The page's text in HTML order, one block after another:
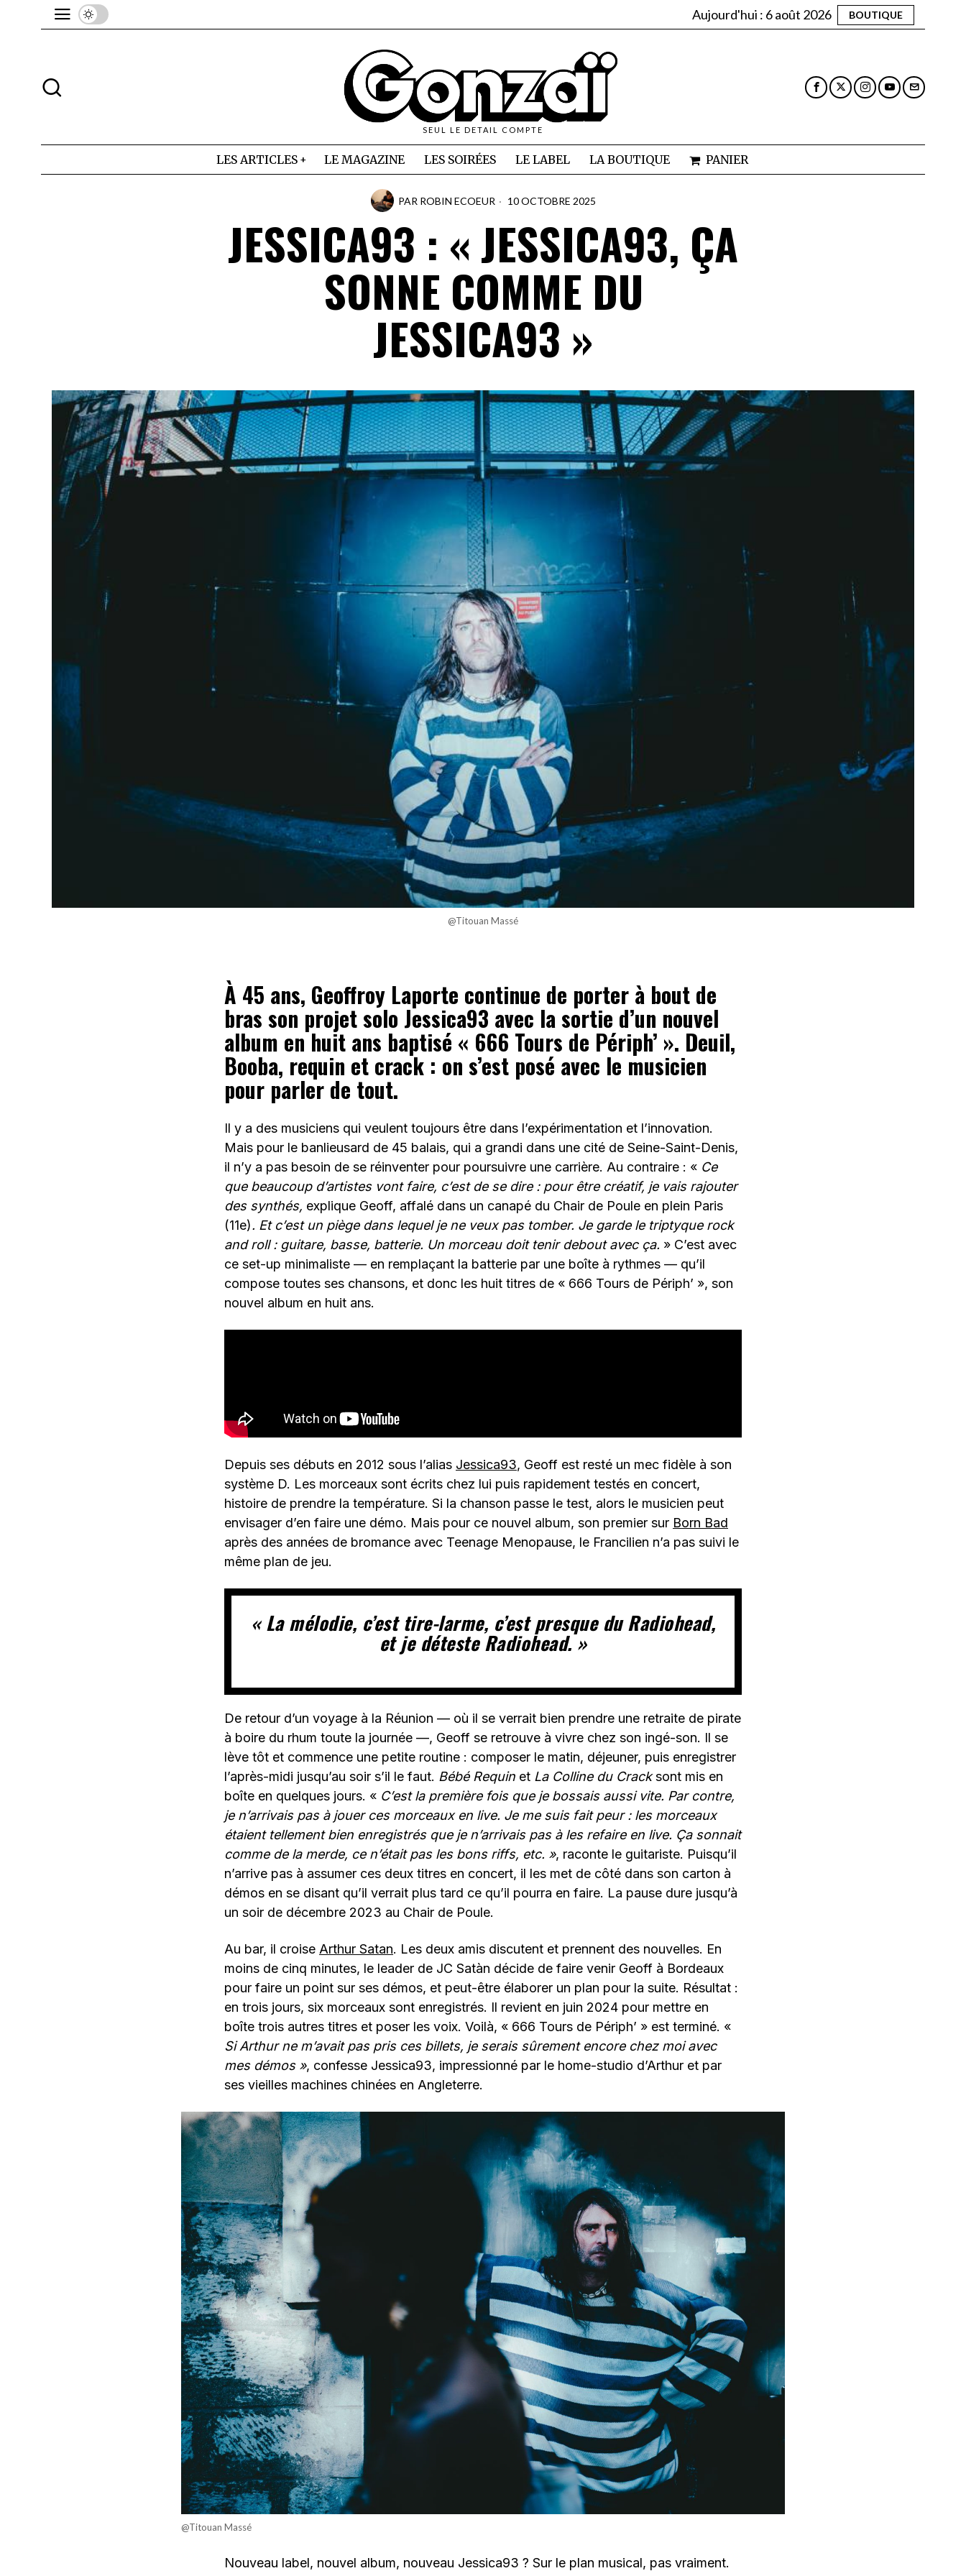
Aujourd'hui : 6 août 2026 BOUTIQUE
SEUL LE DETAIL COMPTE
LES ARTICLES LE MAGAZINE LES SOIRÉES LE LABEL LA BOUTIQUE PANIER
PAR ROBIN ECOEUR 10 OCTOBRE 2025
JESSICA93 : « JESSICA93, ÇA
SONNE COMME DU
JESSICA93 »
@Titouan Massé
À 45 ans, Geoffroy Laporte continue de porter à bout de
bras son projet solo Jessica93 avec la sortie d’un nouvel
album en huit ans baptisé « 666 Tours de Périph’ ». Deuil,
Booba, requin et crack : on s’est posé avec le musicien
pour parler de tout.
Il y a des musiciens qui veulent toujours être dans l’expérimentation et l’innovation.
Mais pour le banlieusard de 45 balais, qui a grandi dans une cité de Seine-Saint-Denis,
il n’y a pas besoin de se réinventer pour poursuivre une carrière. Au contraire : « Ce
que beaucoup d’artistes vont faire, c’est de se dire : pour être créatif, je vais rajouter
des synthés, explique Geoff, affalé dans un canapé du Chair de Poule en plein Paris
(11e). Et c’est un piège dans lequel je ne veux pas tomber. Je garde le triptyque rock
and roll : guitare, basse, batterie. Un morceau doit tenir debout avec ça. » C’est avec
ce set-up minimaliste — en remplaçant la batterie par une boîte à rythmes — qu’il
compose toutes ses chansons, et donc les huit titres de « 666 Tours de Périph’ », son
nouvel album en huit ans.
Depuis ses débuts en 2012 sous l’alias Jessica93, Geoff est resté un mec fidèle à son
système D. Les morceaux sont écrits chez lui puis rapidement testés en concert,
histoire de prendre la température. Si la chanson passe le test, alors le musicien peut
envisager d’en faire une démo. Mais pour ce nouvel album, son premier sur Born Bad
après des années de bromance avec Teenage Menopause, le Francilien n’a pas suivi le
même plan de jeu.
« La mélodie, c’est tire-larme, c’est presque du Radiohead,
et je déteste Radiohead. »
De retour d’un voyage à la Réunion — où il se verrait bien prendre une retraite de pirate
à boire du rhum toute la journée —, Geoff se retrouve à vivre chez son ingé-son. Il se
lève tôt et commence une petite routine : composer le matin, déjeuner, puis enregistrer
l’après-midi jusqu’au soir s’il le faut. Bébé Requin et La Colline du Cracksont mis en
boîte en quelques jours. « C’est la première fois que je bossais aussi vite. Par contre,
je n’arrivais pas à jouer ces morceaux en live. Je me suis fait peur : les morceaux
étaient tellement bien enregistrés que je n’arrivais pas à les refaire en live. Ça sonnait
comme de la merde, ce n’était pas les bons riffs, etc. », raconte le guitariste. Puisqu’il
n’arrive pas à assumer ces deux titres en concert, il les met de côté dans son carton à
démos en se disant qu’il verrait plus tard ce qu’il pourra en faire. La pause dure jusqu’à
un soir de décembre 2023 au Chair de Poule.
Au bar, il croise Arthur Satan. Les deux amis discutent et prennent des nouvelles. En
moins de cinq minutes, le leader de JC Satàn décide de faire venir Geoff à Bordeaux
pour faire un point sur ses démos, et peut-être élaborer un plan pour la suite. Résultat :
en trois jours, six morceaux sont enregistrés. Il revient en juin 2024 pour mettre en
boîte trois autres titres et poser les voix. Voilà, « 666 Tours de Périph’ » est terminé. «
Si Arthur ne m’avait pas pris ces billets, je serais sûrement encore chez moi avec
mes démos », confesse Jessica93, impressionné par le home-studio d’Arthur et par
ses vieilles machines chinées en Angleterre.
@Titouan Massé
Nouveau label, nouvel album, nouveau Jessica93 ? Sur le plan musical, pas vraiment.